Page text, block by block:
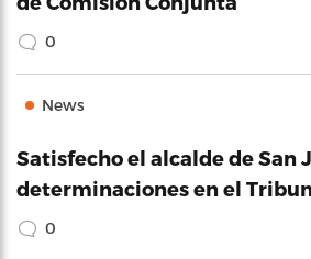
0
News
Satisfecho el alcalde de San
determinaciones en el
0